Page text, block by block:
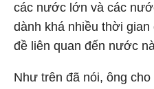
các nước lớn và các
dành khá nhiều thời
đề liên quan đến nước
Như trên đã nói, ông